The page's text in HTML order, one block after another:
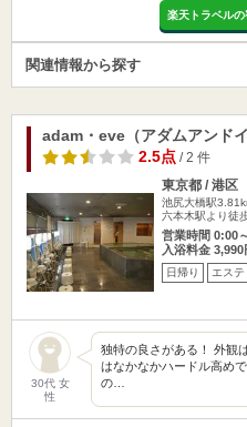
楽天トラベル
関連情報から探す
adam・eve（アダムアンドイ
2.5点/ 2 件
東京都 / 港区
池尻大橋駅
六本木駅より徒
営業時間 0:00
入浴料金 3,990
日帰り エス
30代 女
性
独特の良さがある！ 外観
はなかなかハードル高め
の…